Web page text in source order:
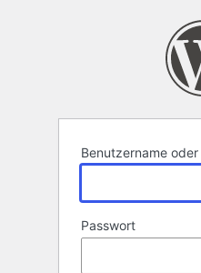
Benutzername
Passwort